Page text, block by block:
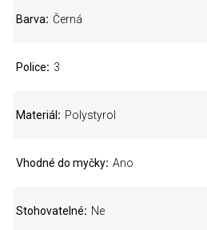
Barva Černá
Police 3
Materiál Polystyrol
Vhodné do myčky Ano
Stohovatelné Ne